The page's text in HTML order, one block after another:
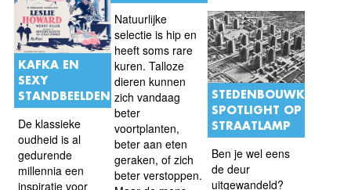
Natuurlijke
selectie is hip en
heeft soms rare
kuren. Talloze
dieren kunnen
zich vandaag
beter
voortplanten,
beter aan eten
geraken, of zich
beter verstoppen.
KAFKA EN
SEXY
STANDBEELDEN
De klassieke
oudheid is al
gedurende
millennia een
inspiratie voor
STEDENBOUWKUNDE:
SPOTLIGHT OP DE
STRAATLAMP
Ben je wel eens
de deur
uitgewandeld?